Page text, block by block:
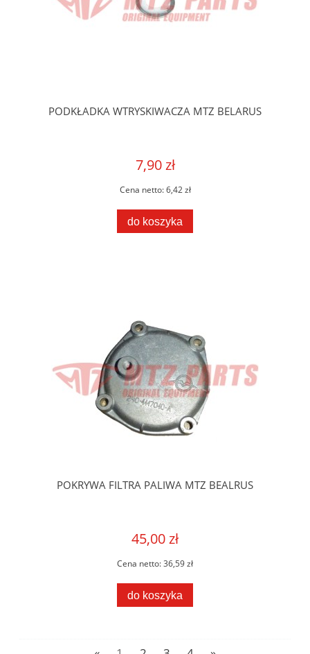
PODKŁADKA WTRYSKIWACZA MTZ BELARUS
7,90 zł
Cena netto:6,42 zł
do koszyka
POKRYWA FILTRA PALIWA MTZ BEALRUS
45,00 zł
Cena netto:36,59 zł
do koszyka